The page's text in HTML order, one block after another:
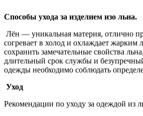
Способы ухода за изделием изо льна.
Лён — уникальная материя, отлично
согревает в холод и охлаждает жарким
сохранить замечательные свойства
длительный срок службы и
одежды необходимо соблюдать
Уход
Рекомендации по уходу за одеждой из